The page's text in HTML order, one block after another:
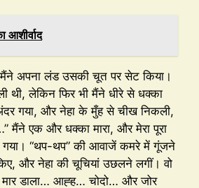
आशीर्वाद
अपना लंड उसकी चूत पर सेट किया।
थी, लेकिन फिर भी मैंने धीरे से धक्का
गया, और नेहा के मुँह से चीख निकली,
एक और धक्का मारा, और मेरा पूरा
“थप-थप” की आवाजें कमरे में गूंजने
और नेहा की चूचियां उछलने लगीं। वो
मार डाला… आह्ह… चोदो… और जोर